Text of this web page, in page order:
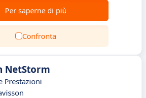
Per saperne di più
Confronta
NetStorm
Prestazioni